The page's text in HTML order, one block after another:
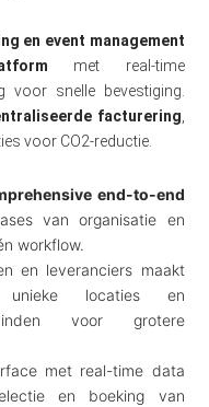
en event management
met real-time
voor snelle bevestiging.
facturering,
voor CO2-reductie.
end-to-end
van organisatie en
workflow.
en leveranciers maakt
locaties en
voor grotere
met real-time data
en boeking van